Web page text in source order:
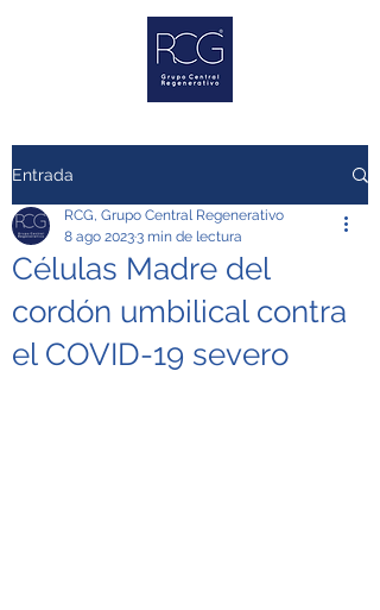
Entrada
Células Madre del
cordón umbilical contra
el COVID-19 severo
RCG, Grupo Central Regenerativo
8 ago 20233 min de lectura